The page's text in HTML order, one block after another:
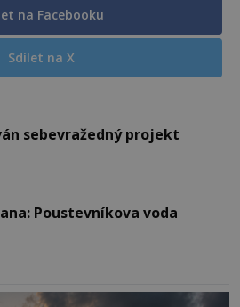
na Facebooku
Sdílet na X
sebevražedný projekt
Poustevníkova voda